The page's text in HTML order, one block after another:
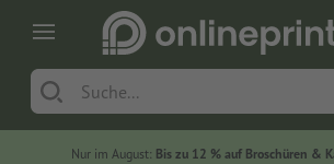
Nur im August: Bis zu 12 % auf Broschüren &